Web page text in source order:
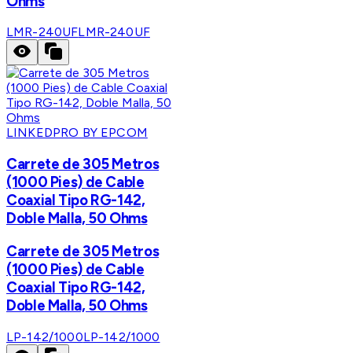
LMR-240UFLMR-240UF
LINKEDPRO BY EPCOM
Carrete de 305 Metros
(1000 Pies) de Cable
Coaxial Tipo RG-142,
Doble Malla, 50 Ohms
Carrete de 305 Metros
(1000 Pies) de Cable
Coaxial Tipo RG-142,
Doble Malla, 50 Ohms
LP-142/1000LP-142/1000